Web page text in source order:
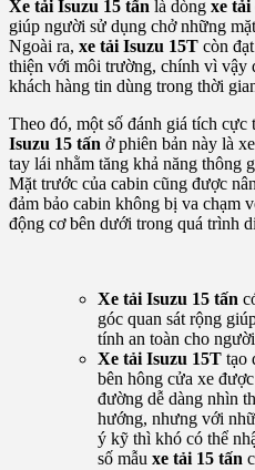
Xe tải Isuzu 15 tấn là dòng xe
giúp người sử dụng chở những
Ngoài ra, xe tải Isuzu 15T còn
thiện với môi trường, chính vì vậy
khách hàng tin dùng trong thời
Theo đó, một số đánh giá tích cực
Isuzu 15 tấn ở phiên bản này là
tay lái nhằm tăng khả năng thông
Mặt trước của cabin cũng được
đảm bảo cabin không bị va chạm
động cơ bên dưới trong quá trình
Xe tải Isuzu 15 tấn
góc quan sát rộng
tính an toàn cho
Xe tải Isuzu 15T tạo
bên hông cửa xe
đường dễ dàng nhìn
hướng, nhưng với
ý kỹ thì khó có thể
số mẫu xe tải 15 tấn